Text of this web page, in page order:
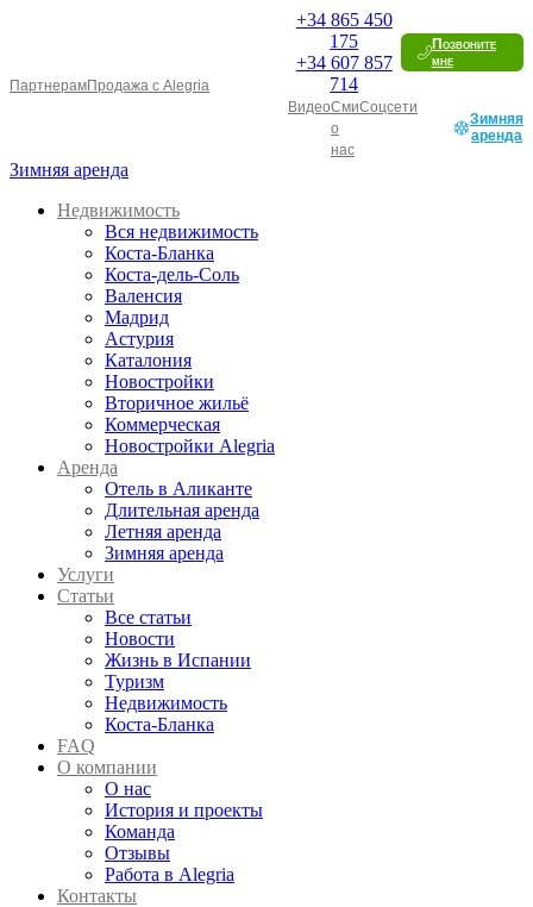
ПартнерамПродажа с Alegria
+34865 450
175
+34607 857
714
Позвоните
мне
ВидеоСми
о
нас
Соцсети
Зимняя
аренда
Зимняя аренда
Недвижимость
Вся недвижимость
Коста-Бланка
Коста-дель-Соль
Валенсия
Мадрид
Астурия
Каталония
Новостройки
Вторичное жильё
Коммерческая
Новостройки Alegria
Аренда
Отель в Аликанте
Длительная аренда
Летняя аренда
Зимняя аренда
Услуги
Статьи
Все статьи
Новости
Жизнь в Испании
Туризм
Недвижимость
Коста-Бланка
FAQ
О компании
О нас
История и проекты
Команда
Отзывы
Работа в Alegria
Контакты